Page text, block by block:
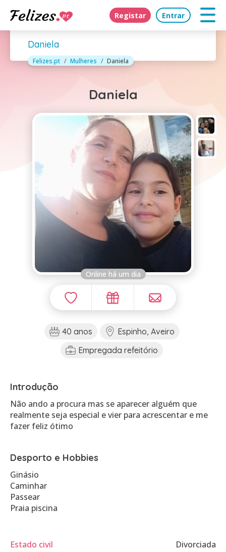
Registar Entrar
Daniela
Felizes.pt Mulheres Daniela
Daniela
Online há um dia
40 anos
Espinho, Aveiro
Empregada refeitório
Introdução
Não ando a procura mas se aparecer alguém que
realmente seja especial e vier para acrescentar e me
fazer feliz ótimo
Desporto e Hobbies
Ginásio
Caminhar
Passear
Praia piscina
Estado civil
Divorciada